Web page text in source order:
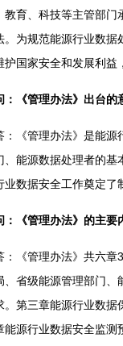
教育、科技等主管部门
。为规范能源行业数据
护国家安全和发展利益
：《管理办法》出台的
管理办法》是能源行
、能源数据处理者的基
业数据安全工作奠定了
：《管理办法》的主要
管理办法》共六章37
、省级能源管理部门、
。第三章能源行业数据
能源行业数据安全监测